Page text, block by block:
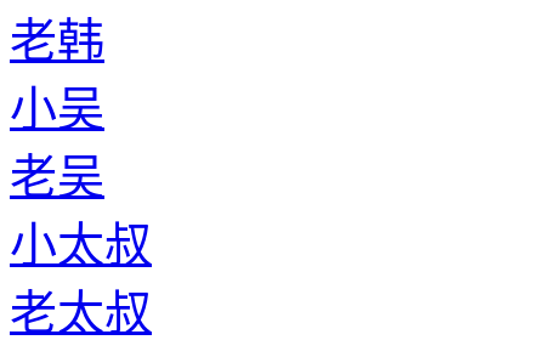
老韩
小吴
老吴
小太叔
老太叔